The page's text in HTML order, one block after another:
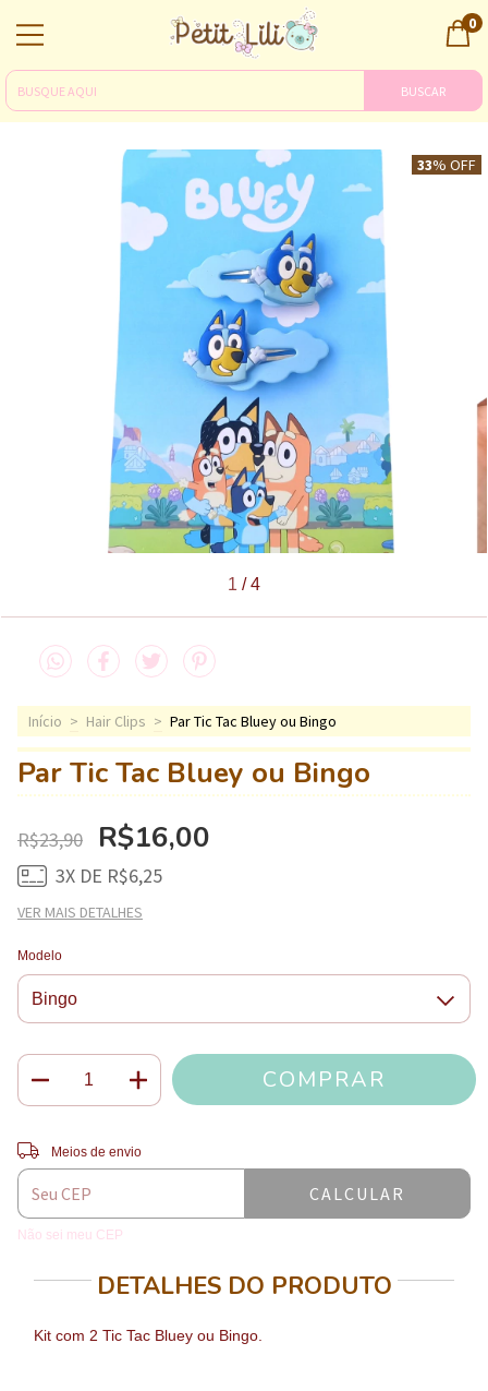
BUSCAR
0
33% OFF
1 /4
Início > Hair Clips > Par Tic Tac Bluey ou Bingo
Par Tic Tac Bluey ou Bingo
R$23,90 R$16,00
3X DE R$6,25
VER MAIS DETALHES
Modelo
Entregas para o CEP:
Meios de envio
CALCULAR
Não sei meu CEP
DETALHES DO PRODUTO
Kit com 2 Tic Tac Bluey ou Bingo.